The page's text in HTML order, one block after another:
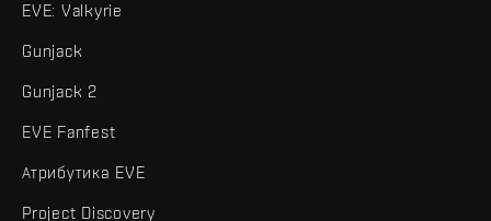
EVE: Valkyrie
Gunjack
Gunjack 2
EVE Fanfest
Атрибутика EVE
Project Discovery